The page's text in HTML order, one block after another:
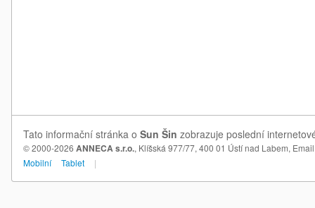
Tato informační stránka o Sun Šin zobrazuje poslední
© 2000-2026 ANNECA s.r.o., Klíšská 977/77, 400 01 Ústí nad Labem,
Mobilní
Tablet |